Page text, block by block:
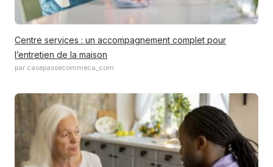
Centre services : un accompagnement complet pour
l’entretien de la maison
par casepassecommeca_com